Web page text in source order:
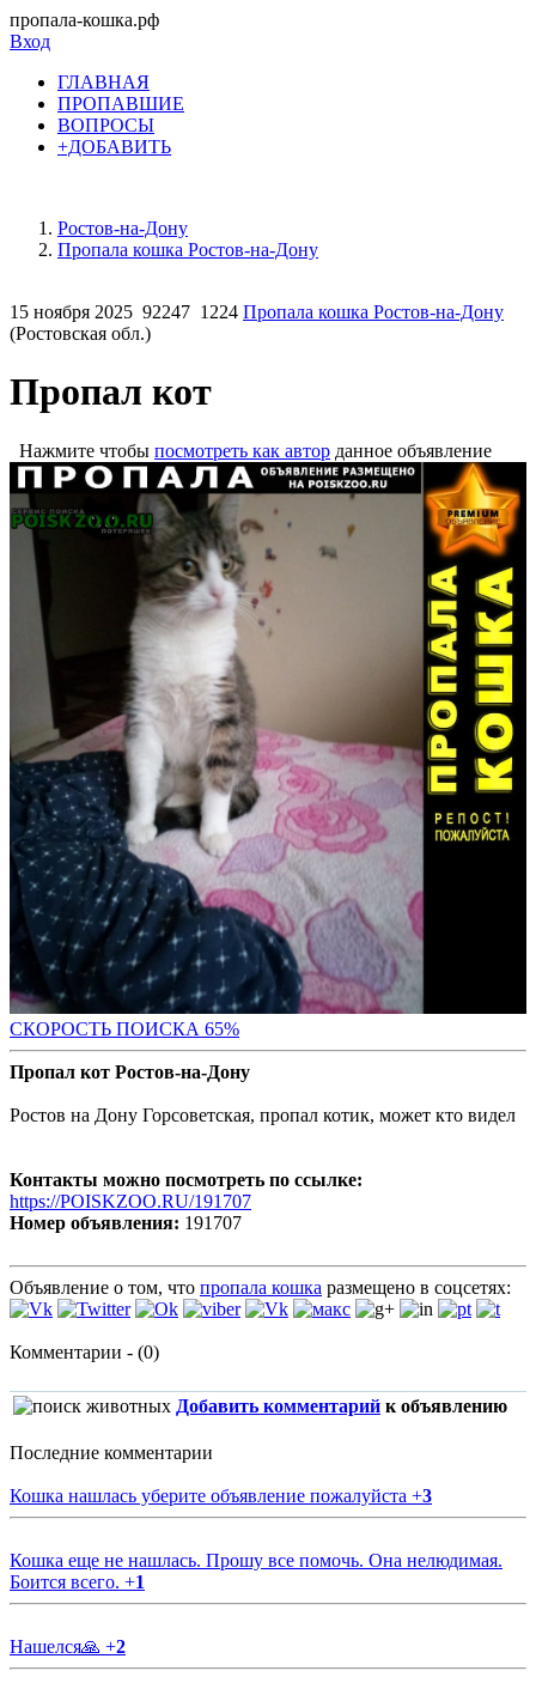
пропала-кошка.рф
Вход
ГЛАВНАЯ
ПРОПАВШИЕ
ВОПРОСЫ
+ДОБАВИТЬ
Ростов-на-Дону
Пропала кошка Ростов-на-Дону
15 ноября 2025 92247 1224 Пропала кошка Ростов-на-Дону
(Ростовская обл.)
Пропал кот
Нажмите чтобы посмотреть как автор данное объявление
СКОРОСТЬ ПОИСКА 65%
Пропал кот Ростов-на-Дону
Ростов на Дону Горсоветская, пропал котик, может кто видел
Контакты можно посмотреть по ссылке:
https://POISKZOO.RU/191707
Номер объявления: 191707
Объявление о том, что пропала кошка размещено в соцсетях:
Комментарии - (0)
Добавить комментарий к объявлению
Последние комментарии
Кошка нашлась уберите объявление пожалуйста +3
Кошка еще не нашлась. Прошу все помочь. Она нелюдимая.
Боится всего. +1
Нашелся🙏 +2